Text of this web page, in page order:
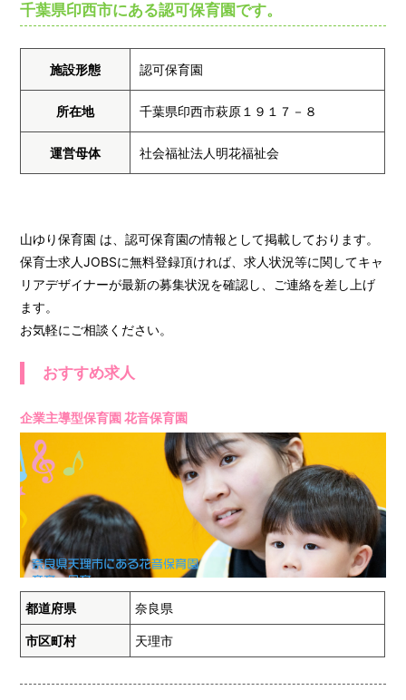
千葉県印西市にある認可保育園です。
施設形態 認可保育園
所在地 千葉県印西市萩原１９１７－８
運営母体 社会福祉法人明花福祉会
山ゆり保育園 は、認可保育園の情報として掲載しております。
保育士求人JOBSに無料登録頂ければ、求人状況等に関してキャ
リアデザイナーが最新の募集状況を確認し、ご連絡を差し上げ
ます。
お気軽にご相談ください。
おすすめ求人
企業主導型保育園 花音保育園
都道府県 奈良県
市区町村 天理市